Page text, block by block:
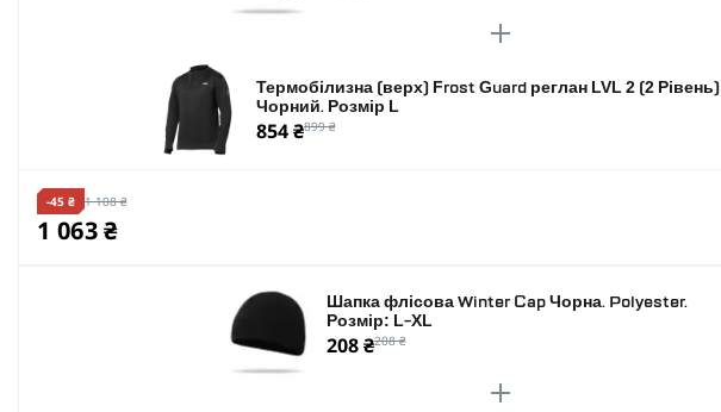
Термобілизна (верх) Frost Guard реглан LVL 2 (2 Рівень)
Чорний. Розмір L
854 ₴899 ₴
-45 ₴ 1 108 ₴
1 063 ₴
Шапка флісова Winter Cap Чорна. Polyester.
Розмір: L-XL
208 ₴208 ₴